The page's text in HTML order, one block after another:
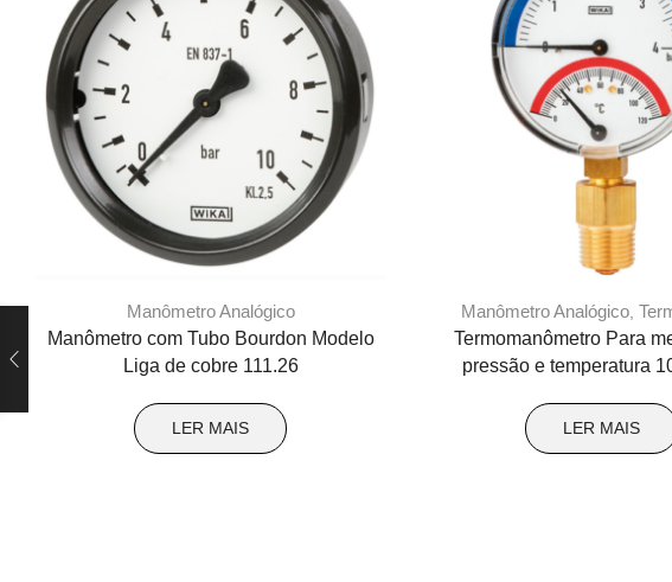
Manômetro Analógico
Manômetro com Tubo Bourdon Modelo
Liga de cobre 111.26
LER MAIS
Manômetro Analógico,
Termomanômetro Para
pressão e temperatura
LER MAIS